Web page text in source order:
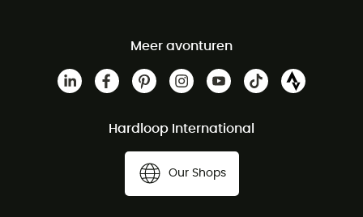
Meer avonturen
Hardloop International
Our Shops